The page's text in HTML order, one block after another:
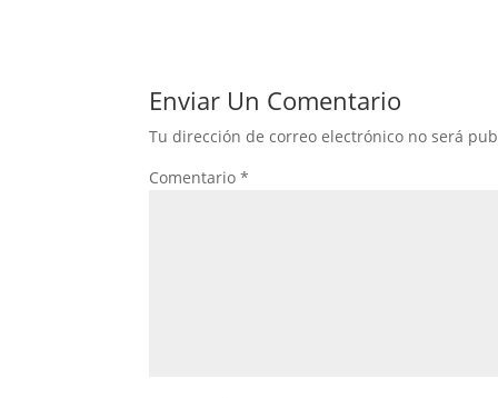
Enviar Un Comentario
Tu dirección de correo electrónico no será
Comentario*